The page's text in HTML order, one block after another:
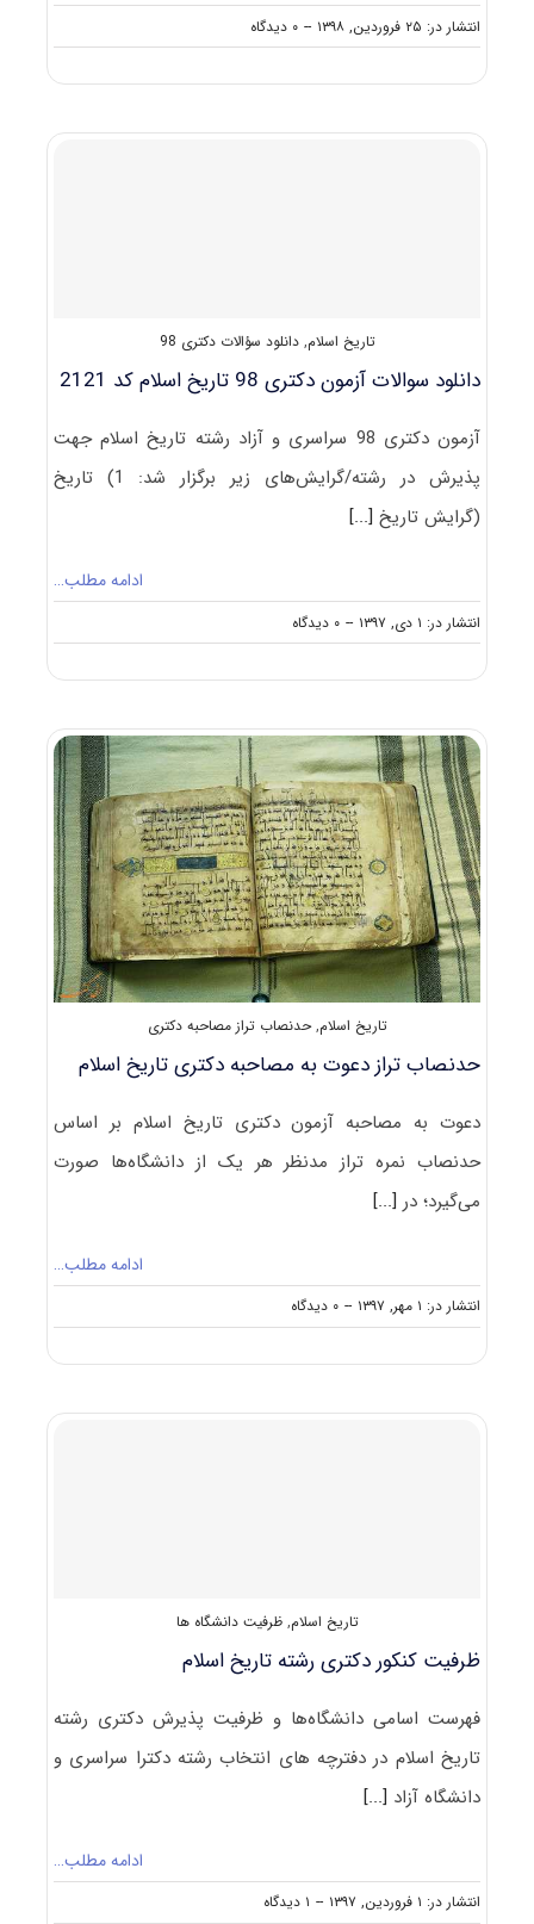
انتشار در: ۲۵ فروردین, ۱۳۹۸ -- ۰ دیدگاه
on
مصاحبه
(راهنما
تاریخ اسلام,دانلود سؤالات دکتری 98
دانلود سوالات آزمون دکتری 98 تاریخ اسلام کد 2121
آزمون دکتری 98 سراسری و آزاد رشته تاریخ اسلام جهت
پذیرش در رشته/گرایش‌های زیر برگزار شد: 1) تاریخ
(گرایش تاریخ[...]
ادامه مطلب…
انتشار در: ۱ دی, ۱۳۹۷ -- ۰ دیدگاه
on
دانلود
۹۸
اسلام
کد
۲۱۲۱
تاریخ اسلام,حدنصاب تراز مصاحبه دکتری
حدنصاب تراز دعوت به مصاحبه دکتری تاریخ اسلام
دعوت به مصاحبه آزمون دکتری تاریخ اسلام بر اساس
حدنصاب نمره تراز مدنظر هر یک از دانشگاه‌ها صورت
می‌گیرد؛ در [...]
ادامه مطلب…
انتشار در: ۱ مهر, ۱۳۹۷ -- ۰ دیدگاه
on
حدنصاب
مصاحبه
تاریخ اسلام,ظرفیت دانشگاه ها
ظرفیت کنکور دکتری رشته ﺗﺎرﻳﺦ اﺳﻼم
فهرست اسامی دانشگاه‌ها و ظرفیت پذیرش دکتری رشته
ﺗﺎرﻳﺦ اﺳﻼم در دفترچه های انتخاب رشته دکترا سراسری و
دانشگاه آزاد [...]
ادامه مطلب…
انتشار در: ۱ فروردین, ۱۳۹۷ -- ۱ دیدگاه
on